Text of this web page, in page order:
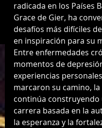
radicada en los Países
Grace de Gier, ha
desafíos más difíciles
en inspiración para su
Entre enfermedades
momentos de
experiencias
marcaron su camino,
continúa construyendo
carrera basada en la
la esperanza y la